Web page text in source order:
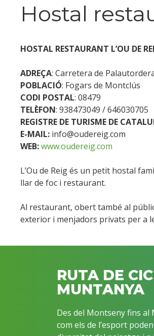
Hostal
HOSTAL RESTAURANT L’OU DE
ADREÇA: Carretera de
POBLACIÓ: Fogars de Montclús
CODI POSTAL: 08479
TELÈFON: 938473049 / 646030705
REGISTRE DE TURISME DE
E-MAIL: info@oudereig.com
WEB:www.oudereig.com
L’Ou de Reig és un petit hostal
llar de foc i restaurant.
Al restaurant, obert també al
exterior i menjadors privats per a
RUTA DE
MUNTANYA
Des del Montseny fins
com els de l’esport